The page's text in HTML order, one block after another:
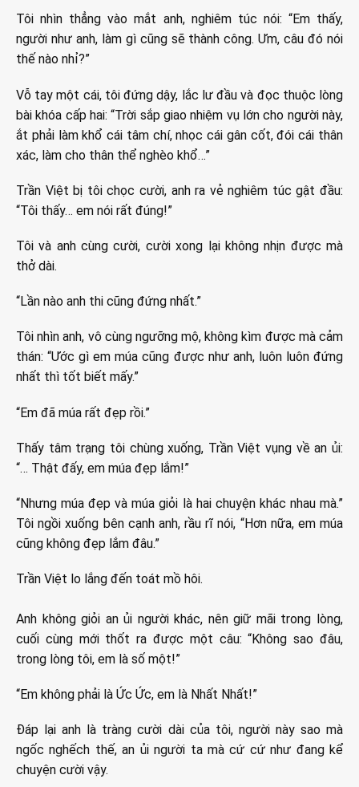
Tôi nhìn thẳng vào mắt anh, nghiêm túc nói: “Em thấy,
người như anh, làm gì cũng sẽ thành công. Ưm, câu đó nói
thế nào nhỉ?”
Vỗ tay một cái, tôi đứng dậy, lắc lư đầu và đọc thuộc lòng
bài khóa cấp hai: “Trời sắp giao nhiệm vụ lớn cho người này,
ắt phải làm khổ cái tâm chí, nhọc cái gân cốt, đói cái thân
xác, làm cho thân thể nghèo khổ…”
Trần Việt bị tôi chọc cười, anh ra vẻ nghiêm túc gật đầu:
“Tôi thấy… em nói rất đúng!”
Tôi và anh cùng cười, cười xong lại không nhịn được mà
thở dài.
“Lần nào anh thi cũng đứng nhất.”
Tôi nhìn anh, vô cùng ngưỡng mộ, không kìm được mà cảm
thán: “Ước gì em múa cũng được như anh, luôn luôn đứng
nhất thì tốt biết mấy.”
“Em đã múa rất đẹp rồi.”
Thấy tâm trạng tôi chùng xuống, Trần Việt vụng về an ủi:
“… Thật đấy, em múa đẹp lắm!”
“Nhưng múa đẹp và múa giỏi là hai chuyện khác nhau mà.”
Tôi ngồi xuống bên cạnh anh, rầu rĩ nói, “Hơn nữa, em múa
cũng không đẹp lắm đâu.”
Trần Việt lo lắng đến toát mồ hôi.
Anh không giỏi an ủi người khác, nên giữ mãi trong lòng,
cuối cùng mới thốt ra được một câu: “Không sao đâu,
trong lòng tôi, em là số một!”
“Em không phải là Ức Ức, em là Nhất Nhất!”
Đáp lại anh là tràng cười dài của tôi, người này sao mà
ngốc nghếch thế, an ủi người ta mà cứ cứ như đang kể
chuyện cười vậy.